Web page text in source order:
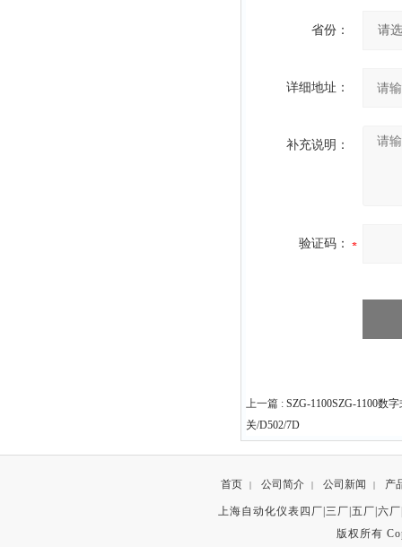
省份：
详细地址：
补充说明：
验证码：
上一篇 : SZG-1100SZG-1100数
关/D502/7D
首页 | 公司简介 | 公司新闻 | 产
上海自动化仪表四厂|三厂|五厂|六
版权所有